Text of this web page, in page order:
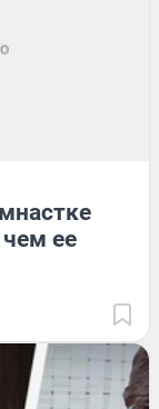
ее